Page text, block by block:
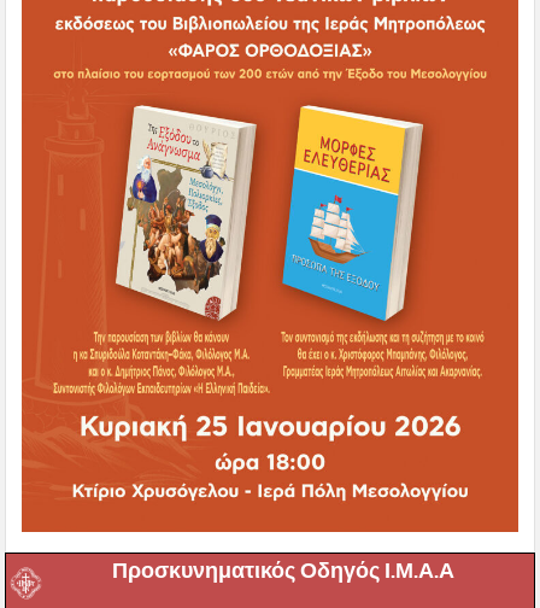
Προσκυνηματικός Οδηγός Ι.Μ.Α.Α